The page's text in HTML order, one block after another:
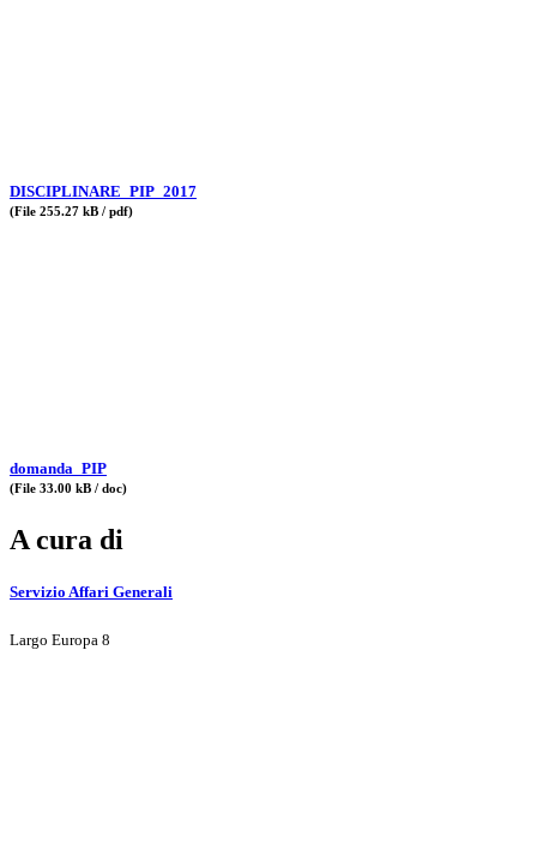
DISCIPLINARE_PIP_2017
(File 255.27 kB / pdf)
domanda_PIP
(File 33.00 kB / doc)
A cura di
Servizio Affari Generali
Largo Europa 8